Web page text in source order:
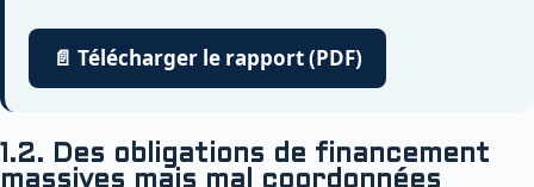
📄 Télécharger le rapport (PDF)
1.2. Des obligations de financement
massives mais mal coordonnées